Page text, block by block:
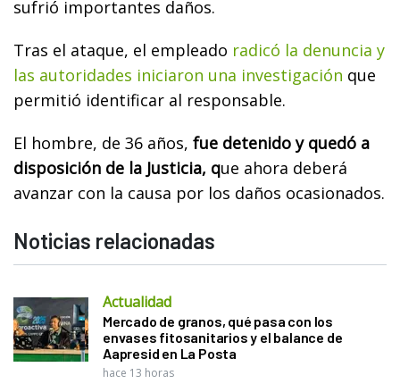
sufrió importantes daños.
Tras el ataque, el empleado radicó la denuncia y
las autoridades iniciaron una investigación que
permitió identificar al responsable.
El hombre, de 36 años, fue detenido y quedó a
disposición de la Justicia, que ahora deberá
avanzar con la causa por los daños ocasionados.
Noticias relacionadas
Actualidad
Mercado de granos, qué pasa con los
envases fitosanitarios y el balance de
Aapresid en La Posta
hace 13 horas